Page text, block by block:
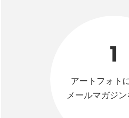
1
アートフォト
メールマガジ